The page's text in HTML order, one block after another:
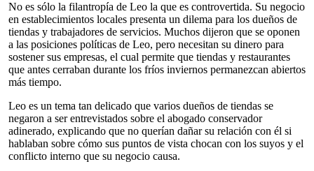
No es sólo la filantropía de Leo la que es controvertida. Su negocio
en establecimientos locales presenta un dilema para los dueños de
tiendas y trabajadores de servicios. Muchos dijeron que se oponen
a las posiciones políticas de Leo, pero necesitan su dinero para
sostener sus empresas, el cual permite que tiendas y restaurantes
que antes cerraban durante los fríos inviernos permanezcan abiertos
más tiempo.
Leo es un tema tan delicado que varios dueños de tiendas se
negaron a ser entrevistados sobre el abogado conservador
adinerado, explicando que no querían dañar su relación con él si
hablaban sobre cómo sus puntos de vista chocan con los suyos y el
conflicto interno que su negocio causa.